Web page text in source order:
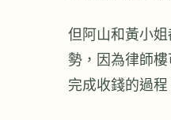
但阿山和黃小
勢，因為律師
完成收錢的過